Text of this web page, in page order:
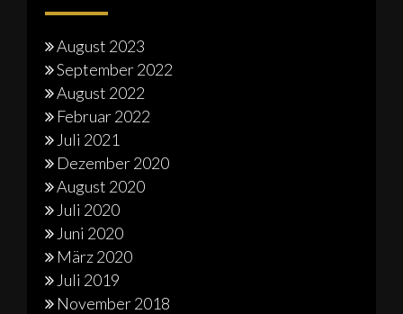
August 2023
September 2022
August 2022
Februar 2022
Juli 2021
Dezember 2020
August 2020
Juli 2020
Juni 2020
März 2020
Juli 2019
November 2018